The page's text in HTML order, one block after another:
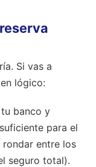
Si vas a
lógico:
banco y
para el
entre los
seguro total).